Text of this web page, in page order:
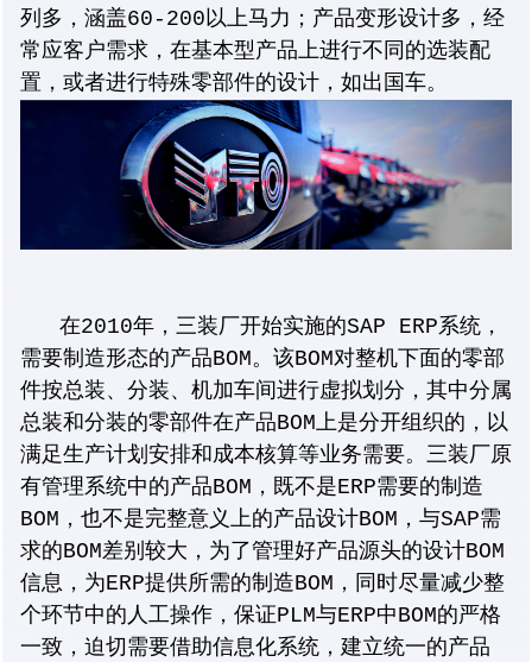
列多，涵盖60-200以上马力；产品变形设计多，经
常应客户需求，在基本型产品上进行不同的选装配
置，或者进行特殊零部件的设计，如出国车。
在2010年，三装厂开始实施的SAP ERP系统，
需要制造形态的产品BOM。该BOM对整机下面的零部
件按总装、分装、机加车间进行虚拟划分，其中分属
总装和分装的零部件在产品BOM上是分开组织的，以
满足生产计划安排和成本核算等业务需要。三装厂原
有管理系统中的产品BOM，既不是ERP需要的制造
BOM，也不是完整意义上的产品设计BOM，与SAP需
求的BOM差别较大，为了管理好产品源头的设计BOM
信息，为ERP提供所需的制造BOM，同时尽量减少整
个环节中的人工操作，保证PLM与ERP中BOM的严格
一致，迫切需要借助信息化系统，建立统一的产品